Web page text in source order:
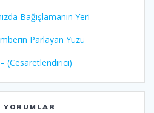
Bağışlamanın Yeri
Parlayan Yüzü
(Cesaretlendirici)
YORUMLAR